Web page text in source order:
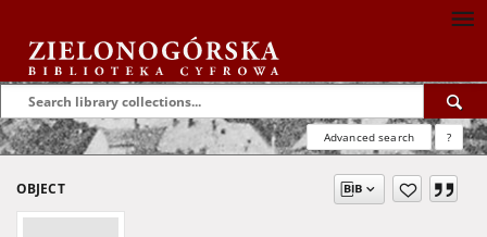
Advanced search ?
OBJECT